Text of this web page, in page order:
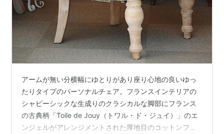
アームが無い分横幅にゆとりがあり座り心地の良いゆっ
たりタイプのパーソナルチェア。フランスインテリアの
シャビーシックな生成りのクラシカルな脚部にフランス
の古典柄「Toile de Jouy（トワル・ド・ジュイ）」のエ
ンジェルがアレンジメントされた厚地目のコットンファ